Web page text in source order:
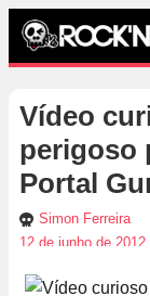
Vídeo
perigoso
Portal
Simon Ferreira
12 de junho de